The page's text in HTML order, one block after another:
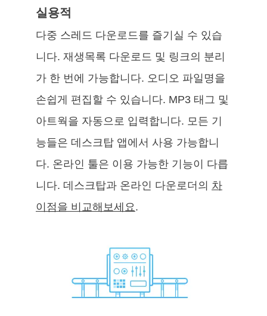
실용적
다중 스레드 다운로드를 즐기실 수 있습
니다. 재생목록 다운로드 및 링크의 분리
가 한 번에 가능합니다. 오디오 파일명을
손쉽게 편집할 수 있습니다. MP3 태그 및
아트웍을 자동으로 입력합니다. 모든 기
능들은 데스크탑 앱에서 사용 가능합니
다. 온라인 툴은 이용 가능한 기능이 다릅
니다. 데스크탑과 온라인 다운로더의 차
이점을 비교해보세요.